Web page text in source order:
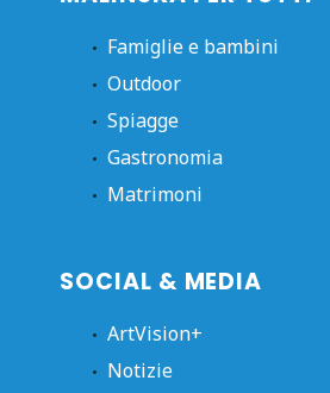
Famiglie e bambini
Outdoor
Spiagge
Gastronomia
Matrimoni
SOCIAL & MEDIA
ArtVision+
Notizie